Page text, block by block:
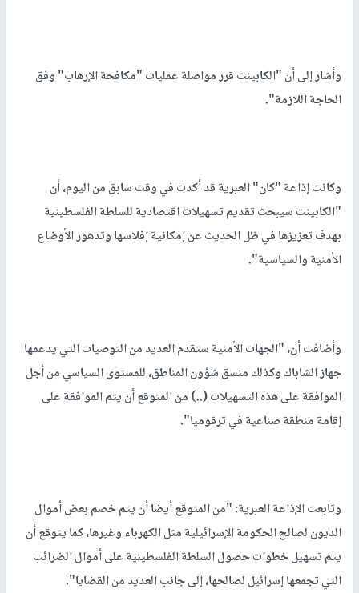
وأشار إلى أن "الكابينت قرر مواصلة عمليات "مكافحة الإرهاب" وفق
الحاجة اللازمة".
وكانت إذاعة "كان" العبرية قد أكدت في وقت سابق من اليوم، أن
"الكابينت سيبحث تقديم تسهيلات اقتصادية للسلطة الفلسطينية
بهدف تعزيزها في ظل الحديث عن إمكانية إفلاسها وتدهور الأوضاع
الأمنية والسياسية".
وأضافت أن، "الجهات الأمنية ستقدم العديد من التوصيات التي يدعمها
جهاز الشاباك وكذلك منسق شؤون المناطق، للمستوى السياسي من أجل
الموافقة على هذه التسهيلات (..) من المتوقع أن يتم الموافقة على
إقامة منطقة صناعية في ترقوميا".
وتابعت الإذاعة العبرية: "من المتوقع أيضا أن يتم خصم بعض أموال
الديون لصالح الحكومة الإسرائيلية مثل الكهرباء وغيرها، كما يتوقع أن
يتم تسهيل خطوات حصول السلطة الفلسطينية على أموال الضرائب
التي تجمعها إسرائيل لصالحها، إلى جانب العديد من القضايا".